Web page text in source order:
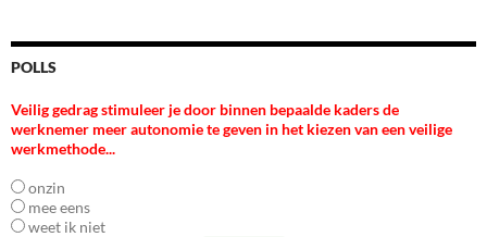
POLLS
Veilig gedrag stimuleer je door binnen bepaalde kaders de
werknemer meer autonomie te geven in het kiezen van een veilige
werkmethode...
onzin
mee eens
weet ik niet